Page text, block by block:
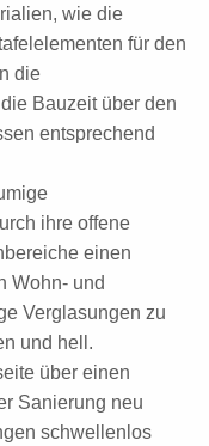
wie die
für den
die
Bauzeit über den
entsprechend
ihre offene
einen
Wohn- und
Verglasungen zu
und hell.
über einen
Sanierung neu
schwellenlos